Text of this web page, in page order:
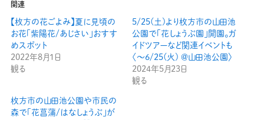
関連
【枚方の花ごよみ】夏に見頃の
お花「紫陽花/あじさい」おすす
めスポット
2022年8月1日
観る
5/25(土)より枚方市の山田池
公園で「花しょうぶ園」開園。ガ
イドツアーなど関連イベントも
〈〜6/25(火) ＠山田池公園〉
2024年5月23日
観る
枚方市の山田池公園や市民の
森で「花菖蒲/はなしょうぶ」が